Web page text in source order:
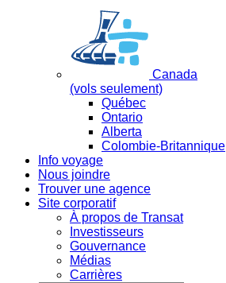
Canada
(vols seulement)
Québec
Ontario
Alberta
Colombie-Britannique
Info voyage
Nous joindre
Trouver une agence
Site corporatif
À propos de Transat
Investisseurs
Gouvernance
Médias
Carrières